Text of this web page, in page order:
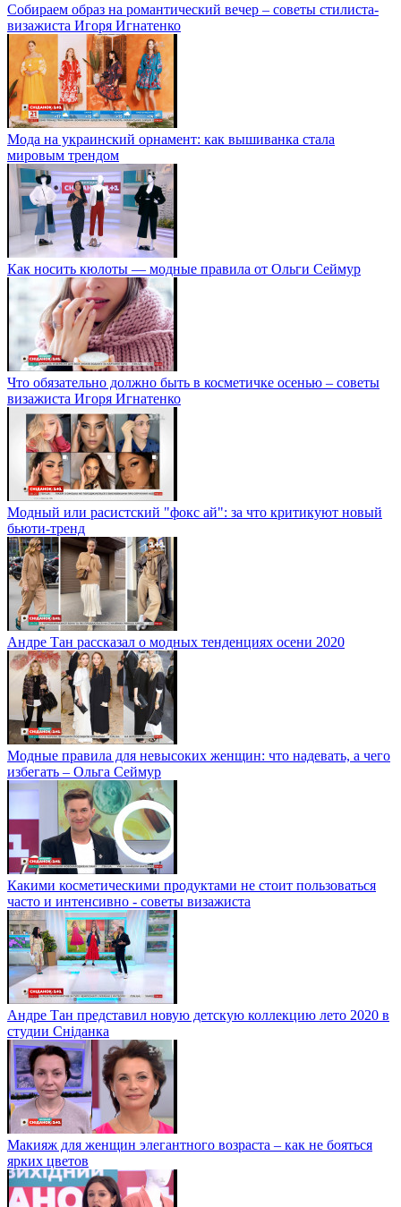
Собираем образ на романтический вечер – советы стилиста-
визажиста Игоря Игнатенко
Мода на украинский орнамент: как вышиванка стала
мировым трендом
Как носить кюлоты — модные правила от Ольги Сеймур
Что обязательно должно быть в косметичке осенью – советы
визажиста Игоря Игнатенко
Модный или расистский "фокс ай": за что критикуют новый
бьюти-тренд
Андре Тан рассказал о модных тенденциях осени 2020
Модные правила для невысоких женщин: что надевать, а чего
избегать – Ольга Сеймур
Какими косметическими продуктами не стоит пользоваться
часто и интенсивно - советы визажиста
Андре Тан представил новую детскую коллекцию лето 2020 в
студии Сніданка
Макияж для женщин элегантного возраста – как не бояться
ярких цветов